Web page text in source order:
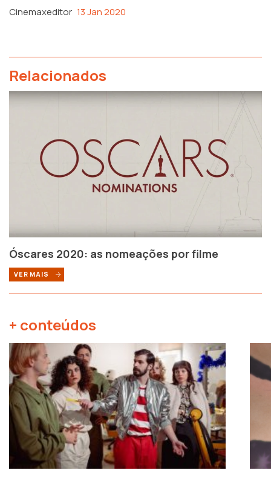
Cinemaxeditor 13 Jan 2020
Relacionados
Óscares 2020: as nomeações por filme
VER MAIS
+ conteúdos